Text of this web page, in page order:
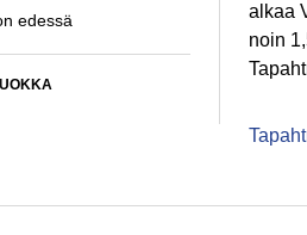
edessä
alkaa
noin